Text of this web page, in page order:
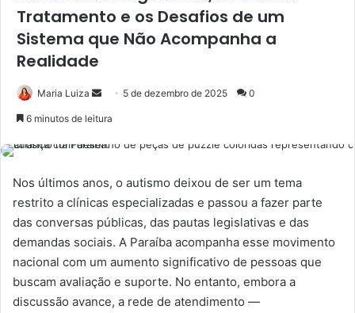
Tratamento e os Desafios de um
Sistema que Não Acompanha a
Realidade
Maria Luiza
d
u
m
e
-
m
a
i
5 de dezembro de 2025 0
6 minutos de leitura
Nos últimos anos, o autismo deixou de ser um tema
restrito a clínicas especializadas e passou a fazer parte
das conversas públicas, das pautas legislativas e das
demandas sociais. A Paraíba acompanha esse movimento
nacional com um aumento significativo de pessoas que
buscam avaliação e suporte. No entanto, embora a
discussão avance, a rede de atendimento —